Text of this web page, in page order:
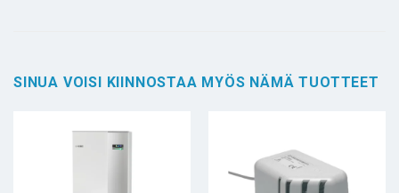
SINUA VOISI KIINNOSTAA MYÖS NÄMÄ TUOTTEET